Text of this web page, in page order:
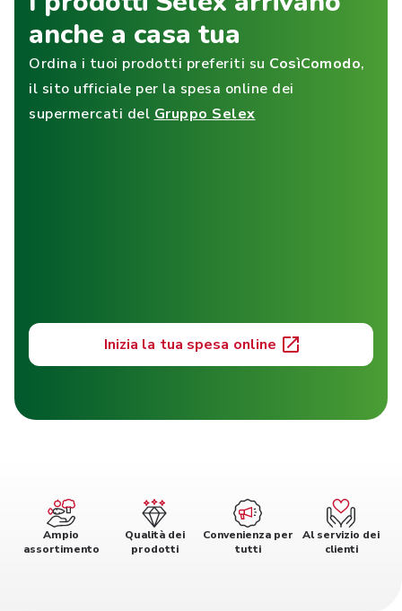
anche a casa tua
Ordina i tuoi prodotti preferiti su CosìComodo,
il sito ufficiale per la spesa online dei
supermercati del Gruppo Selex
Inizia la tua spesa online
Ampio
assortimento
Qualità dei
prodotti
Convenienza per
tutti
Al servizio dei
clienti